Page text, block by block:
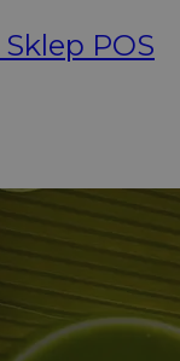
Sklep POS